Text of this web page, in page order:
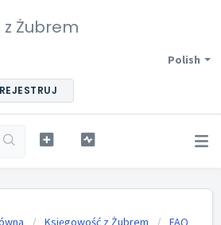
z Żubrem
Polish
Księgowość z Żubrem FAQ